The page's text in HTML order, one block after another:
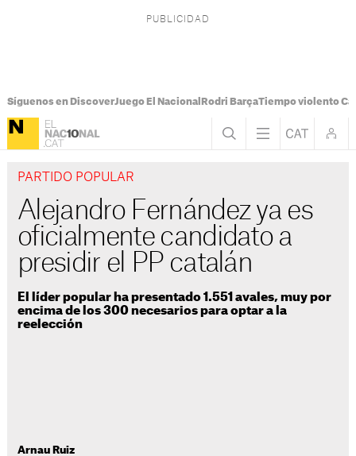
Síguenos en DiscoverJuego El Nacional Rodri BarçaTiempo violento
PARTIDO POPULAR
Alejandro Fernández ya es
oficialmente candidato a
presidir el PP catalán
El líder popular ha presentado 1.551 avales, muy por
encima de los 300 necesarios para optar a la
reelección
Arnau Ruiz